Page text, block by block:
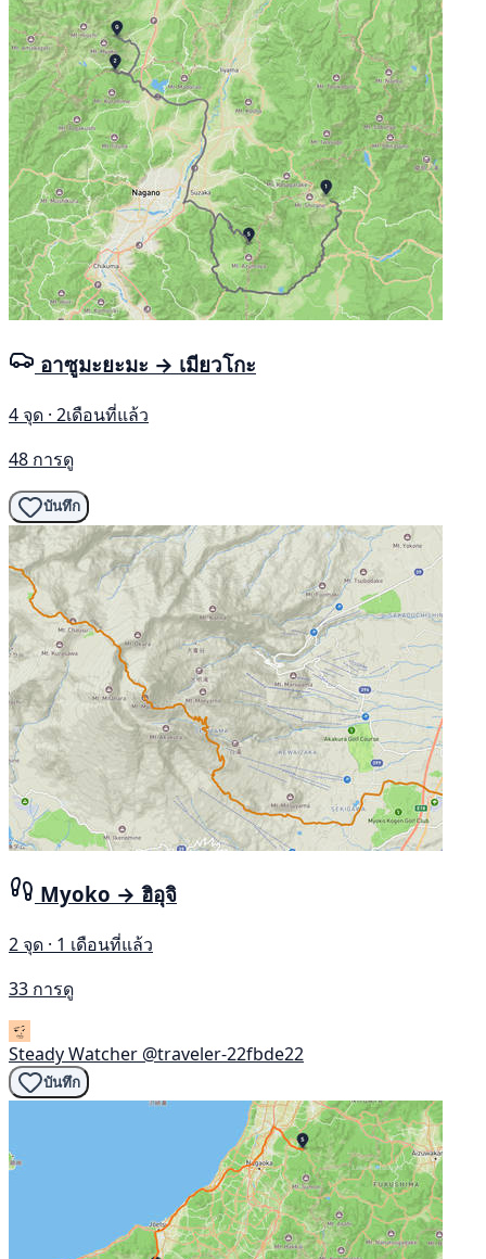
อาซูมะยะมะ → เมียวโกะ
4 จุด · 2เดือนที่แล้ว
48 การดู
บันทึก
Myoko → ฮิอุจิ
2 จุด · 1 เดือนที่แล้ว
33 การดู
Steady Watcher @traveler-22fbde22
บันทึก